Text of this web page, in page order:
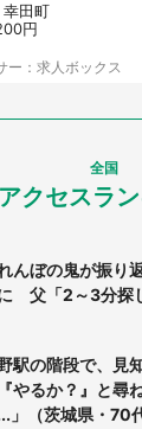
田町
円
ー：求人ボックス
全国
アクセスラ
んぼの鬼が振り
父「2～3分探
野駅の階段で、見
やるか？』と尋
」（茨城県・70